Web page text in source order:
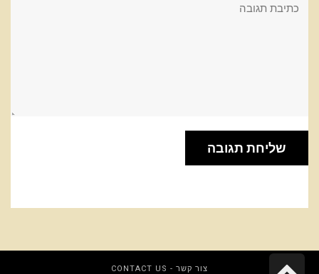
צור קשר - CONTACT US